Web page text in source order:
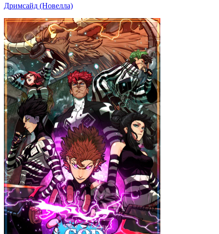
Дримсайд (Новелла)